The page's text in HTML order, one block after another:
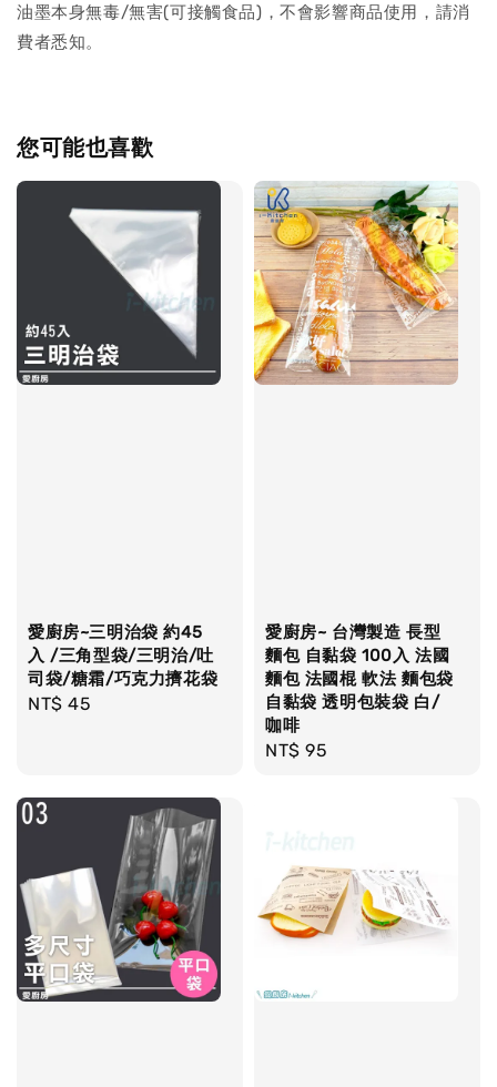
油墨本身無毒/無害(可接觸食品)，不會影響商品使用，請消
費者悉知。
您可能也喜歡
愛廚房~三明治袋 約45
入 /三角型袋/三明治/吐
司袋/糖霜/巧克力擠花袋
Regular
NT$ 45
愛廚房~ 台灣製造 長型
麵包 自黏袋 100入 法國
麵包 法國棍 軟法 麵包袋
自黏袋 透明包裝袋 白/
咖啡
Regular
NT$ 95